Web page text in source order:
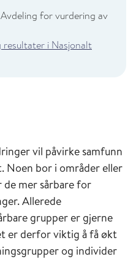
for vurdering av
resultater i Nasjonalt
vil påvirke samfunn
Noen bor i områder eller
de mer sårbare for
Allerede
grupper er gjerne
er derfor viktig å få økt
og individer